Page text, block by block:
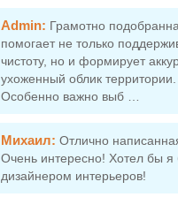
Admin: Грамотно
помогает не только
чистоту, но и формирует
ухоженный облик территории.
Особенно важно выб …
Михаил: Отлично
Очень интересно! Хотел бы я
дизайнером интерьеров!